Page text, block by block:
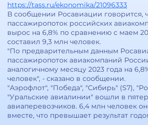
https://tass.ru/ekonomika/21096333
В сообщении Росавиации говорится,
пассажиропоток российских
вырос на 6,8% по сравнению с маем
составил 9,3 млн человек.
"По предварительным данным
пассажиропоток авиакомпаний
аналогичному месяцу 2023 года на
человек", - сказано в сообщении.
"Аэрофлот", "Победа", "Сибирь" (S7),
"Уральские авиалинии" вошли в
авиаперевозчиков. 6,4 млн человек
вместе, что превышает результат